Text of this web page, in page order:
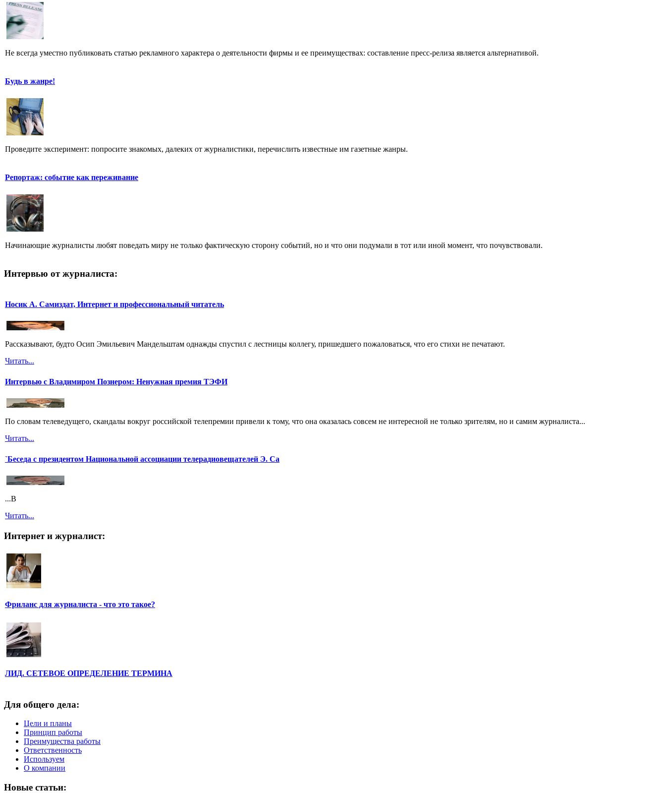
Не всегда уместно публиковать статью рекламного характера о деятельности фирмы и ее преимуществах: составление пресс-релиза является альтернативой.
Будь в жанре!
Проведите эксперимент: попросите знакомых, далеких от журналистики, перечислить известные им газетные жанры.
Репортаж: событие как переживание
Начинающие журналисты любят поведать миру не только фактическую сторону событий, но и что они подумали в тот или иной момент, что почувствовали.
Интервью от журналиста:
Носик А. Самиздат, Интернет и профессиональный читатель
Рассказывают, будто Осип Эмильевич Мандельштам однажды спустил с лестницы коллегу, пришедшего пожаловаться, что его стихи не печатают.
Читать...
Интервью с Владимиром Познером: Ненужная премия ТЭФИ
По словам телеведущего, скандалы вокруг российской телепремии привели к тому, что она оказалась совсем не интересной не только зрителям, но и самим журналиста...
Читать...
`Беседа с президентом Национальной ассоциации телерадиовещателей Э. Са
...В
Читать...
Интернет и журналист:
Фриланс для журналиста - что это такое?
ЛИД. СЕТЕВОЕ ОПРЕДЕЛЕНИЕ ТЕРМИНА
Для общего дела:
Цели и планы
Принцип работы
Преимущества работы
Ответственность
Используем
О компании
Новые статьи: